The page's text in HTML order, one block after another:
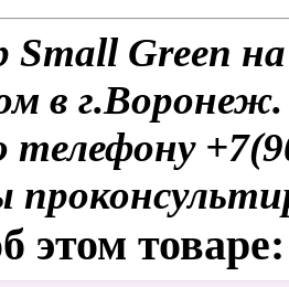
Small Green
в
телефону
этом товаре: